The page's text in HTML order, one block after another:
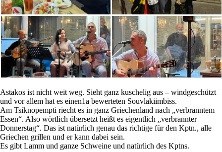
Astakos ist nicht weit weg. Sieht ganz kuschelig aus – windgeschützt
und vor allem hat es einen1a bewerteten Souvlakiimbiss.
Am Tsiknopempti riecht es in ganz Griechenland nach „verbranntem
Essen“. Also wörtlich übersetzt heißt es eigentlich „verbrannter
Donnerstag“. Das ist natürlich genau das richtige für den Kptn., alle
Griechen grillen und er kann dabei sein.
Es gibt Lamm und ganze Schweine und natürlich des Kptns.